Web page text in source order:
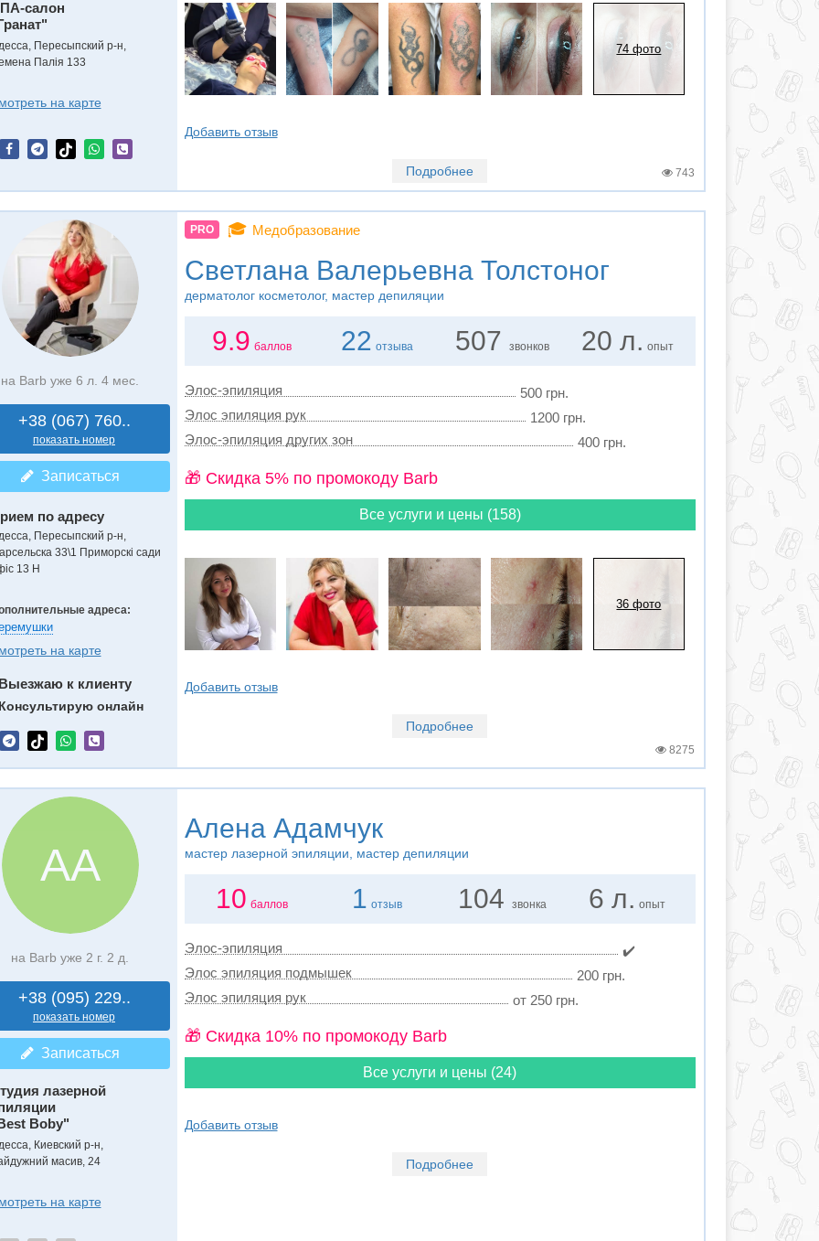
салон
Пересыпский р-н,
Палія 133
на карте
74 фото
Добавить отзыв
Подробнее 743
на Barb уже 6 л. 4 мес.
+38 (067) 760..
показать номер
Записаться
по адресу
Пересыпский р-н,
33\1 Приморскі сади
13 Н
адреса:
на карте
к клиенту
онлайн
PRO 🎓 Медобразование
Светлана Валерьевна Толстоног
дерматолог косметолог, мастер депиляции
9.9 баллов 22 отзыва 507 звонков 20 л. опыт
Элос-эпиляция
500 грн.
Элос эпиляция рук
1200 грн.
Элос-эпиляция других зон
400 грн.
🎁 Cкидка 5% по промокоду Barb
Все услуги и цены (158)
36 фото
Добавить отзыв
Подробнее
8275
АА
на Barb уже 2 г. 2 д.
+38 (095) 229..
показать номер
Записаться
лазерной
Boby"
Киевский р-н,
масив, 24
на карте
Алена Адамчук
мастер лазерной эпиляции, мастер депиляции
10 баллов 1 отзыв 104 звонка 6 л. опыт
Элос-эпиляция
✔️
Элос эпиляция подмышек
200 грн.
Элос эпиляция рук
от 250 грн.
🎁 Cкидка 10% по промокоду Barb
Все услуги и цены (24)
Добавить отзыв
Подробнее